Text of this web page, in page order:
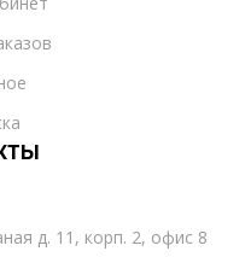
д. 11, корп. 2, офис 8